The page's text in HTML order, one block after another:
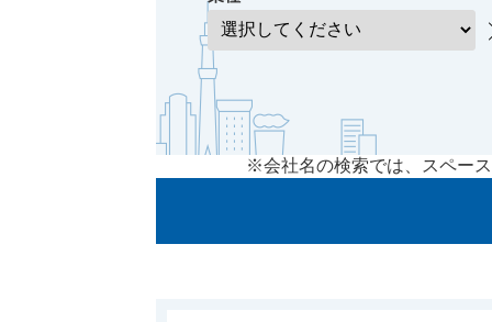
※会社名の検索では、スペー